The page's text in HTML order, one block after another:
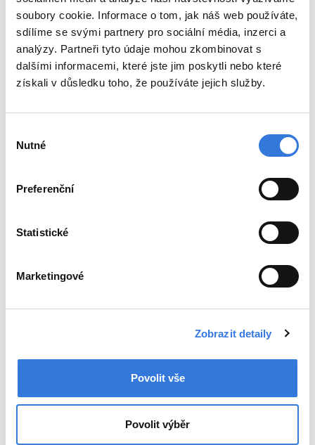
soubory cookie. Informace o tom, jak náš web používáte,
sdílíme se svými partnery pro sociální média, inzerci a
analýzy. Partneři tyto údaje mohou zkombinovat s
dalšími informacemi, které jste jim poskytli nebo které
získali v důsledku toho, že používáte jejich služby.
souhlasu
Nutné
Preferenční
Statistické
Marketingové
Zobrazit detaily
Povolit vše
Povolit výběr
U jakého pacienta je vhodné provést
analýzu jeho chronické medikace?
Pacient užívající trvale 8 a více léčiv
medikaci (informace od lékaře, lékárníka,
informace z příbalového letáku, z internetu)
nebo jater (s dialýzou i bez dialýzy)
tělesnou hmotností
Pacient, který je po opakovaných operacích
syndrom krátkého střeva) nebo je
Pacient, u kterého došlo nebo dochází
k výskytu konkrétního příznaku, jehož
Pacient, který má pocit, že jeho léčba selhává
na účinnosti (např. si musí zvyšovat dávky